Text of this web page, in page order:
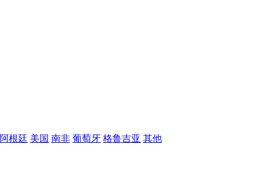
阿根廷 美国 南非 葡萄牙 格鲁吉亚 其他